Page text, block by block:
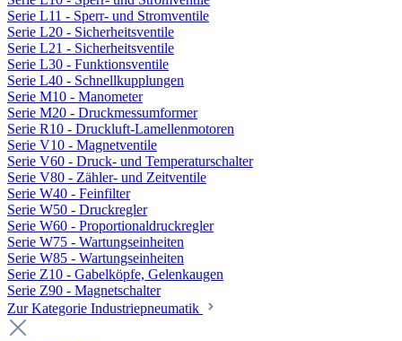
Serie L11 - Sperr- und Stromventile
Serie L20 - Sicherheitsventile
Serie L21 - Sicherheitsventile
Serie L30 - Funktionsventile
Serie L40 - Schnellkupplungen
Serie M10 - Manometer
Serie M20 - Druckmessumformer
Serie R10 - Druckluft-Lamellenmotoren
Serie V10 - Magnetventile
Serie V60 - Druck- und Temperaturschalter
Serie V80 - Zähler- und Zeitventile
Serie W40 - Feinfilter
Serie W50 - Druckregler
Serie W60 - Proportionaldruckregler
Serie W75 - Wartungseinheiten
Serie W85 - Wartungseinheiten
Serie Z10 - Gabelköpfe, Gelenkaugen
Serie Z90 - Magnetschalter
Zur Kategorie Industriepneumatik